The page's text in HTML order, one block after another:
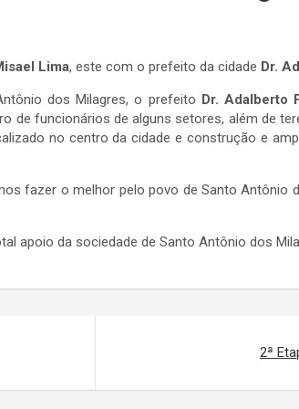
Lima, este com o prefeito da cidade Dr.
dos Milagres, o prefeito Dr. Adalberto
de funcionários de alguns setores, além de
no centro da cidade e construção e
fazer o melhor pelo povo de Santo Antônio
apoio da sociedade de Santo Antônio dos
2ª